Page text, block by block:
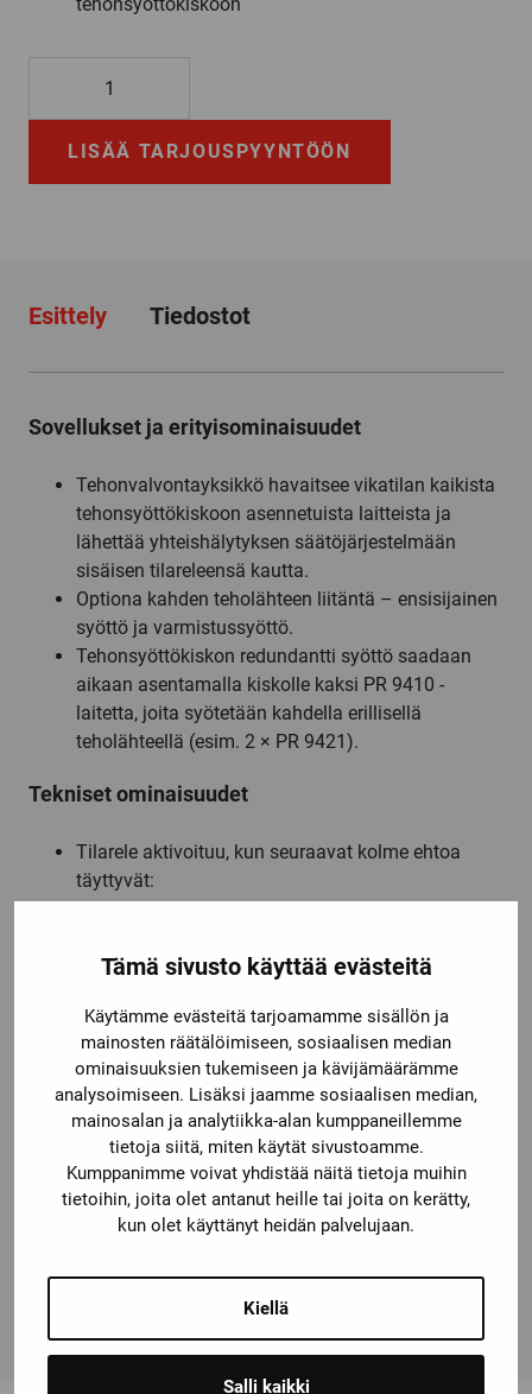
Tämä sivusto käyttää evästeitä
Käytämme evästeitä tarjoamamme sisällön ja
mainosten räätälöimiseen, sosiaalisen median
ominaisuuksien tukemiseen ja kävijämäärämme
analysoimiseen. Lisäksi jaamme sosiaalisen median,
mainosalan ja analytiikka-alan kumppaneillemme
tietoja siitä, miten käytät sivustoamme.
Kumppanimme voivat yhdistää näitä tietoja muihin
tietoihin, joita olet antanut heille tai joita on kerätty,
kun olet käyttänyt heidän palvelujaan.
Kiellä
Salli kaikki
LISÄÄ TARJOUSPYYNTÖÖN
Esittely Tiedostot
Sovellukset ja erityisominaisuudet
Tehonvalvontayksikkö havaitsee vikatilan kaikista
tehonsyöttökiskoon asennetuista laitteista ja
lähettää yhteishälytyksen säätöjärjestelmään
sisäisen tilareleensä kautta.
Optiona kahden teholähteen liitäntä – ensisijainen
syöttö ja varmistussyöttö.
Tehonsyöttökiskon redundantti syöttö saadaan
aikaan asentamalla kiskolle kaksi PR 9410 -
laitetta, joita syötetään kahdella erillisellä
teholähteellä (esim. 2 × PR 9421).
Tekniset ominaisuudet
Tilarele aktivoituu, kun seuraavat kolme ehtoa
täyttyvät:
2. Varmistusjännite tulee koskettimille 34 ja 33.
33 kytkettävä yhteen – tarvittava liitin toimitetaan
laitteen mukana).
3. Tehonsyöttökiskoon asennetuilta laitteilta ei tule
vikatietoja.
Kun tehonsyöttökiskon kautta tulee yhteishälytys,
PR 9410:n tilarele de-aktivoituu (koskettimet 11, 12
ja 13).
Kaksi vihreätä LEDiä etulevyssä osoittavat
tilaa.
Punainen LED osoittaa vikatilaa.